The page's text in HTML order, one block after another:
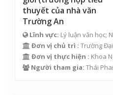
thuyết của nhà văn
Trường An
Lĩnh vực: Lý luận văn học;
Đơn vị chủ trì : Trường
Đơn vị thực hiện : Khoa
Người tham gia: Thái